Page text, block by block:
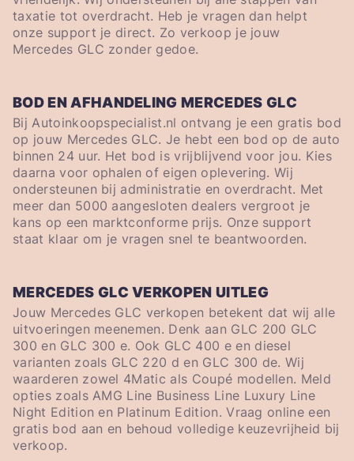
taxatie tot overdracht. Heb je vragen dan helpt
onze support je direct. Zo verkoop je jouw
Mercedes GLC zonder gedoe.
BOD EN AFHANDELING MERCEDES GLC
Bij Autoinkoopspecialist.nl ontvang je een gratis bod
op jouw Mercedes GLC. Je hebt een bod op de auto
binnen 24 uur. Het bod is vrijblijvend voor jou. Kies
daarna voor ophalen of eigen oplevering. Wij
ondersteunen bij administratie en overdracht. Met
meer dan 5000 aangesloten dealers vergroot je
kans op een marktconforme prijs. Onze support
staat klaar om je vragen snel te beantwoorden.
MERCEDES GLC VERKOPEN UITLEG
Jouw Mercedes GLC verkopen betekent dat wij alle
uitvoeringen meenemen. Denk aan GLC 200 GLC
300 en GLC 300 e. Ook GLC 400 e en diesel
varianten zoals GLC 220 d en GLC 300 de. Wij
waarderen zowel 4Matic als Coupé modellen. Meld
opties zoals AMG Line Business Line Luxury Line
Night Edition en Platinum Edition. Vraag online een
gratis bod aan en behoud volledige keuzevrijheid bij
verkoop.